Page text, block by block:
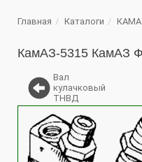
Главная Каталоги
КамАЗ-5315 КамАЗ
Вал
кулачковый
ТНВД